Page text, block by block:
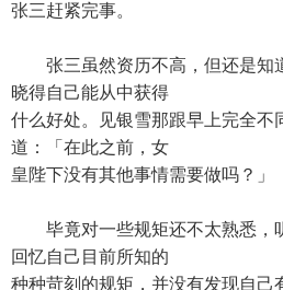
张三赶紧完事。
张三虽然资历不高，但还是知
晓得自己能从中获得
什么好处。见银雪那跟早上完全不
道：「在此之前，女
皇陛下没有其他事情需要做吗？」
毕竟对一些规矩还不太熟悉，
回忆自己目前所知的
种种苛刻的规矩，并没有发现自己